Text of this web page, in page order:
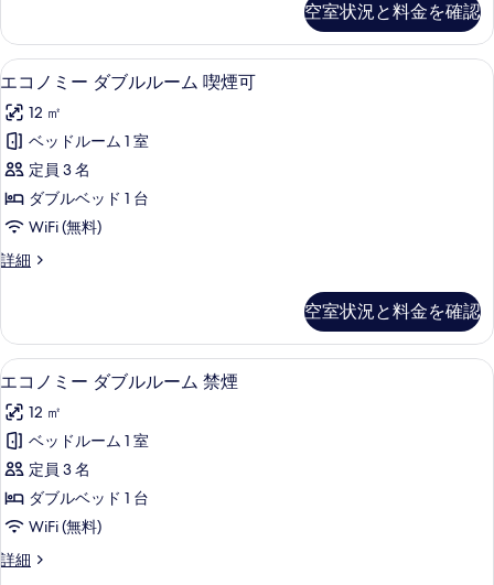
真
を
表
示
す
る
ル
ー
ム
喫
煙
可
の
す
べ
写
真
を
表
示
す
る
ー
ド
ダ
ル
ル
ー
ム
喫
煙
可
の
空室状況と料金を確認
エ
コ
ノ
ミ
ー
ダ
ル
ー
ム
喫
煙
可
の
す
べ
て
デスク、アイロン / アイロン台、
12
エコノミー ダブルルーム 喫煙可
12 ㎡
ベッドルーム 1 室
定員 3 名
ダブルベッド 1 台
WiFi (無料)
詳細
エ
ー
ダ
ブ
ル
ー
ム
喫
煙
可
の
詳
空室状況と料金を確認
エ
コ
ノ
ミ
ー
ダ
ル
デスク、アイロン / アイロン台、
12
エコノミー ダブルルーム 禁煙
12 ㎡
ベッドルーム 1 室
定員 3 名
ダブルベッド 1 台
WiFi (無料)
詳細
エ